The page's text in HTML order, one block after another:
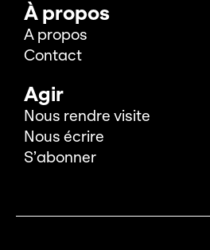
À propos
A propos
Contact
Agir
Nous rendre visite
Nous écrire
S’abonner